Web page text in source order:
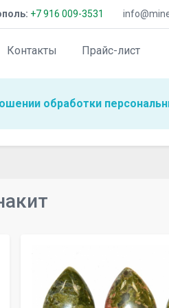
+7 916 009-3531
Контакты Прайс-лист
обработки